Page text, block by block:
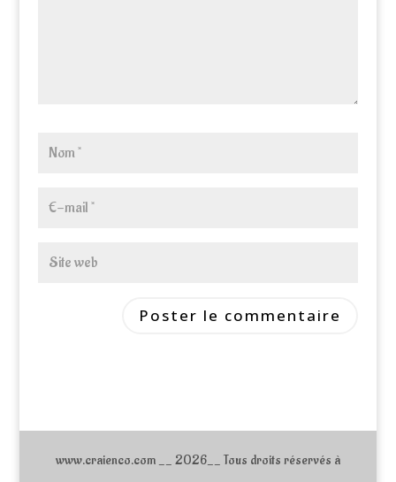
www.craienco.com __ 2026__ Tous droits réservés à